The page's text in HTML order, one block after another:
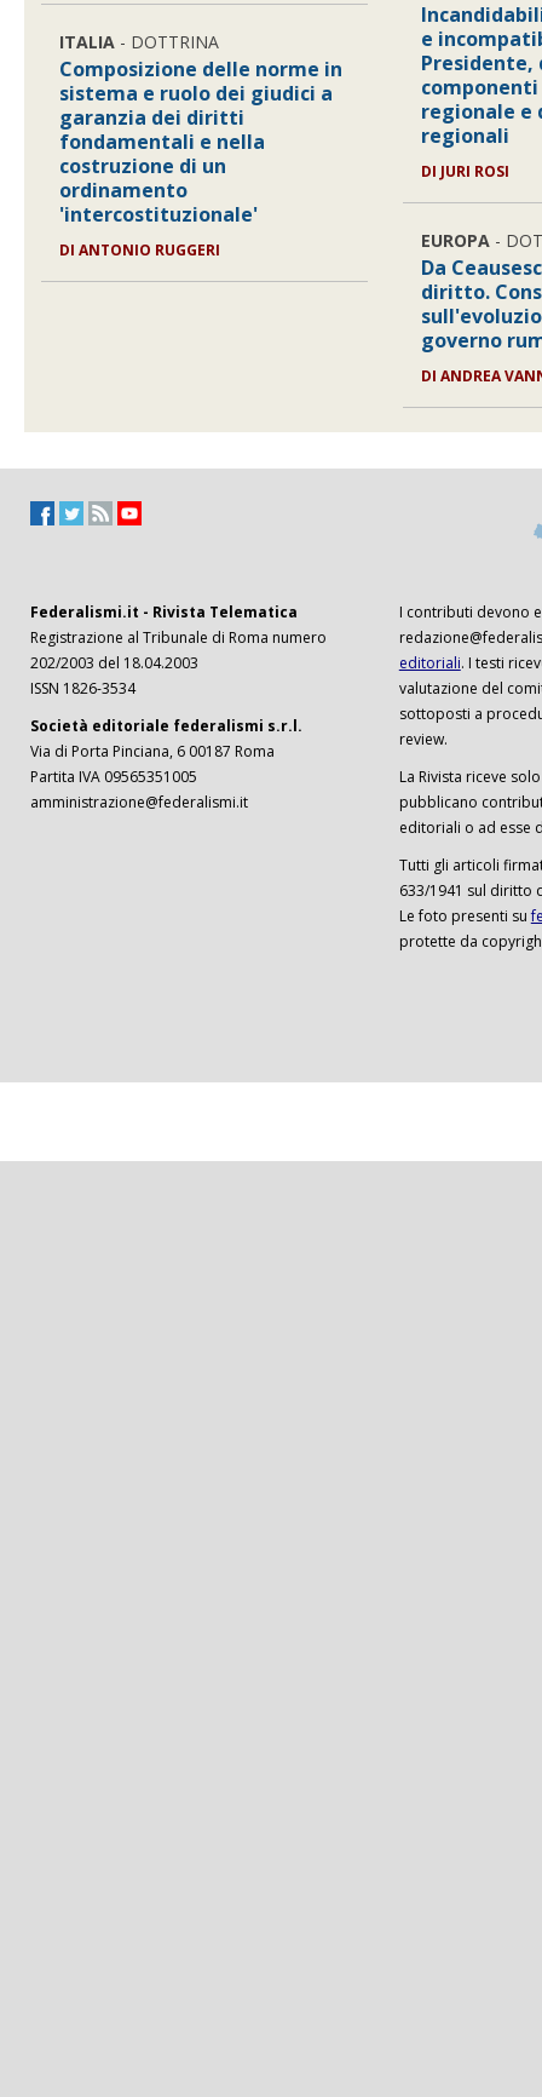
ITALIA - DOTTRINA
Composizione delle norme in
sistema e ruolo dei giudici a
garanzia dei diritti
fondamentali e nella
costruzione di un
ordinamento
'intercostituzionale'
DI ANTONIO RUGGERI
e
regionale e
regionali
DI JURI ROSI
EUROPA -
Da
diritto.
governo
DI ANDREA
Federalismi.it - Rivista Telematica
Registrazione al Tribunale di Roma numero
202/2003 del 18.04.2003
ISSN 1826-3534
Società editoriale federalismi s.r.l.
Via di Porta Pinciana, 6 00187 Roma
Partita IVA 09565351005
amministrazione@federalismi.it
I contributi devono
editoriali. I testi
valutazione del
sottoposti a
review.
La Rivista riceve
pubblicano
editoriali o ad esse
Tutti gli articoli
633/1941 sul diritto
Le foto presenti su
protette da